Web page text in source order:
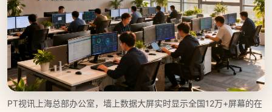
PT视讯上海总部办公室，墙上数据大屏实时显示全国12万+屏幕的在